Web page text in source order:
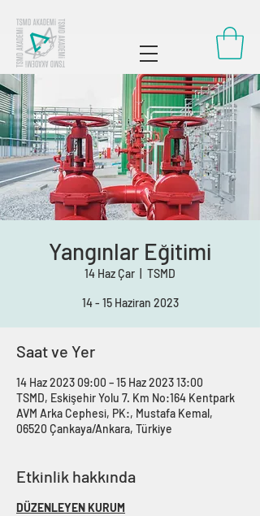
Yangınlar Eğitimi
14 Haz Çar TSMD
14 - 15 Haziran 2023
Saat ve Yer
14 Haz 2023 09:00 – 15 Haz 2023 13:00
TSMD, Eskişehir Yolu 7. Km No:164 Kentpark
AVM Arka Cephesi, PK:, Mustafa Kemal,
06520 Çankaya/Ankara, Türkiye
Etkinlik hakkında
DÜZENLEYEN KURUM